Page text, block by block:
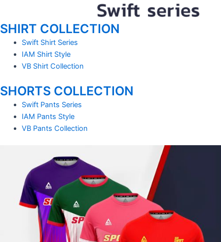
SHIRT COLLECTION
Swift Shirt Series
IAM Shirt Style
VB Shirt Collection
SHORTS COLLECTION
Swift Pants Series
IAM Pants Style
VB Pants Collection